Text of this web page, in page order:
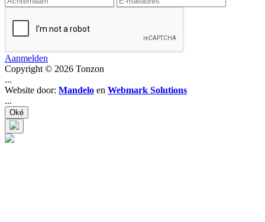
Aanmelden
Copyright © 2026 Tonzon
...
Website door: Mandelo en Webmark Solutions
...
Oké